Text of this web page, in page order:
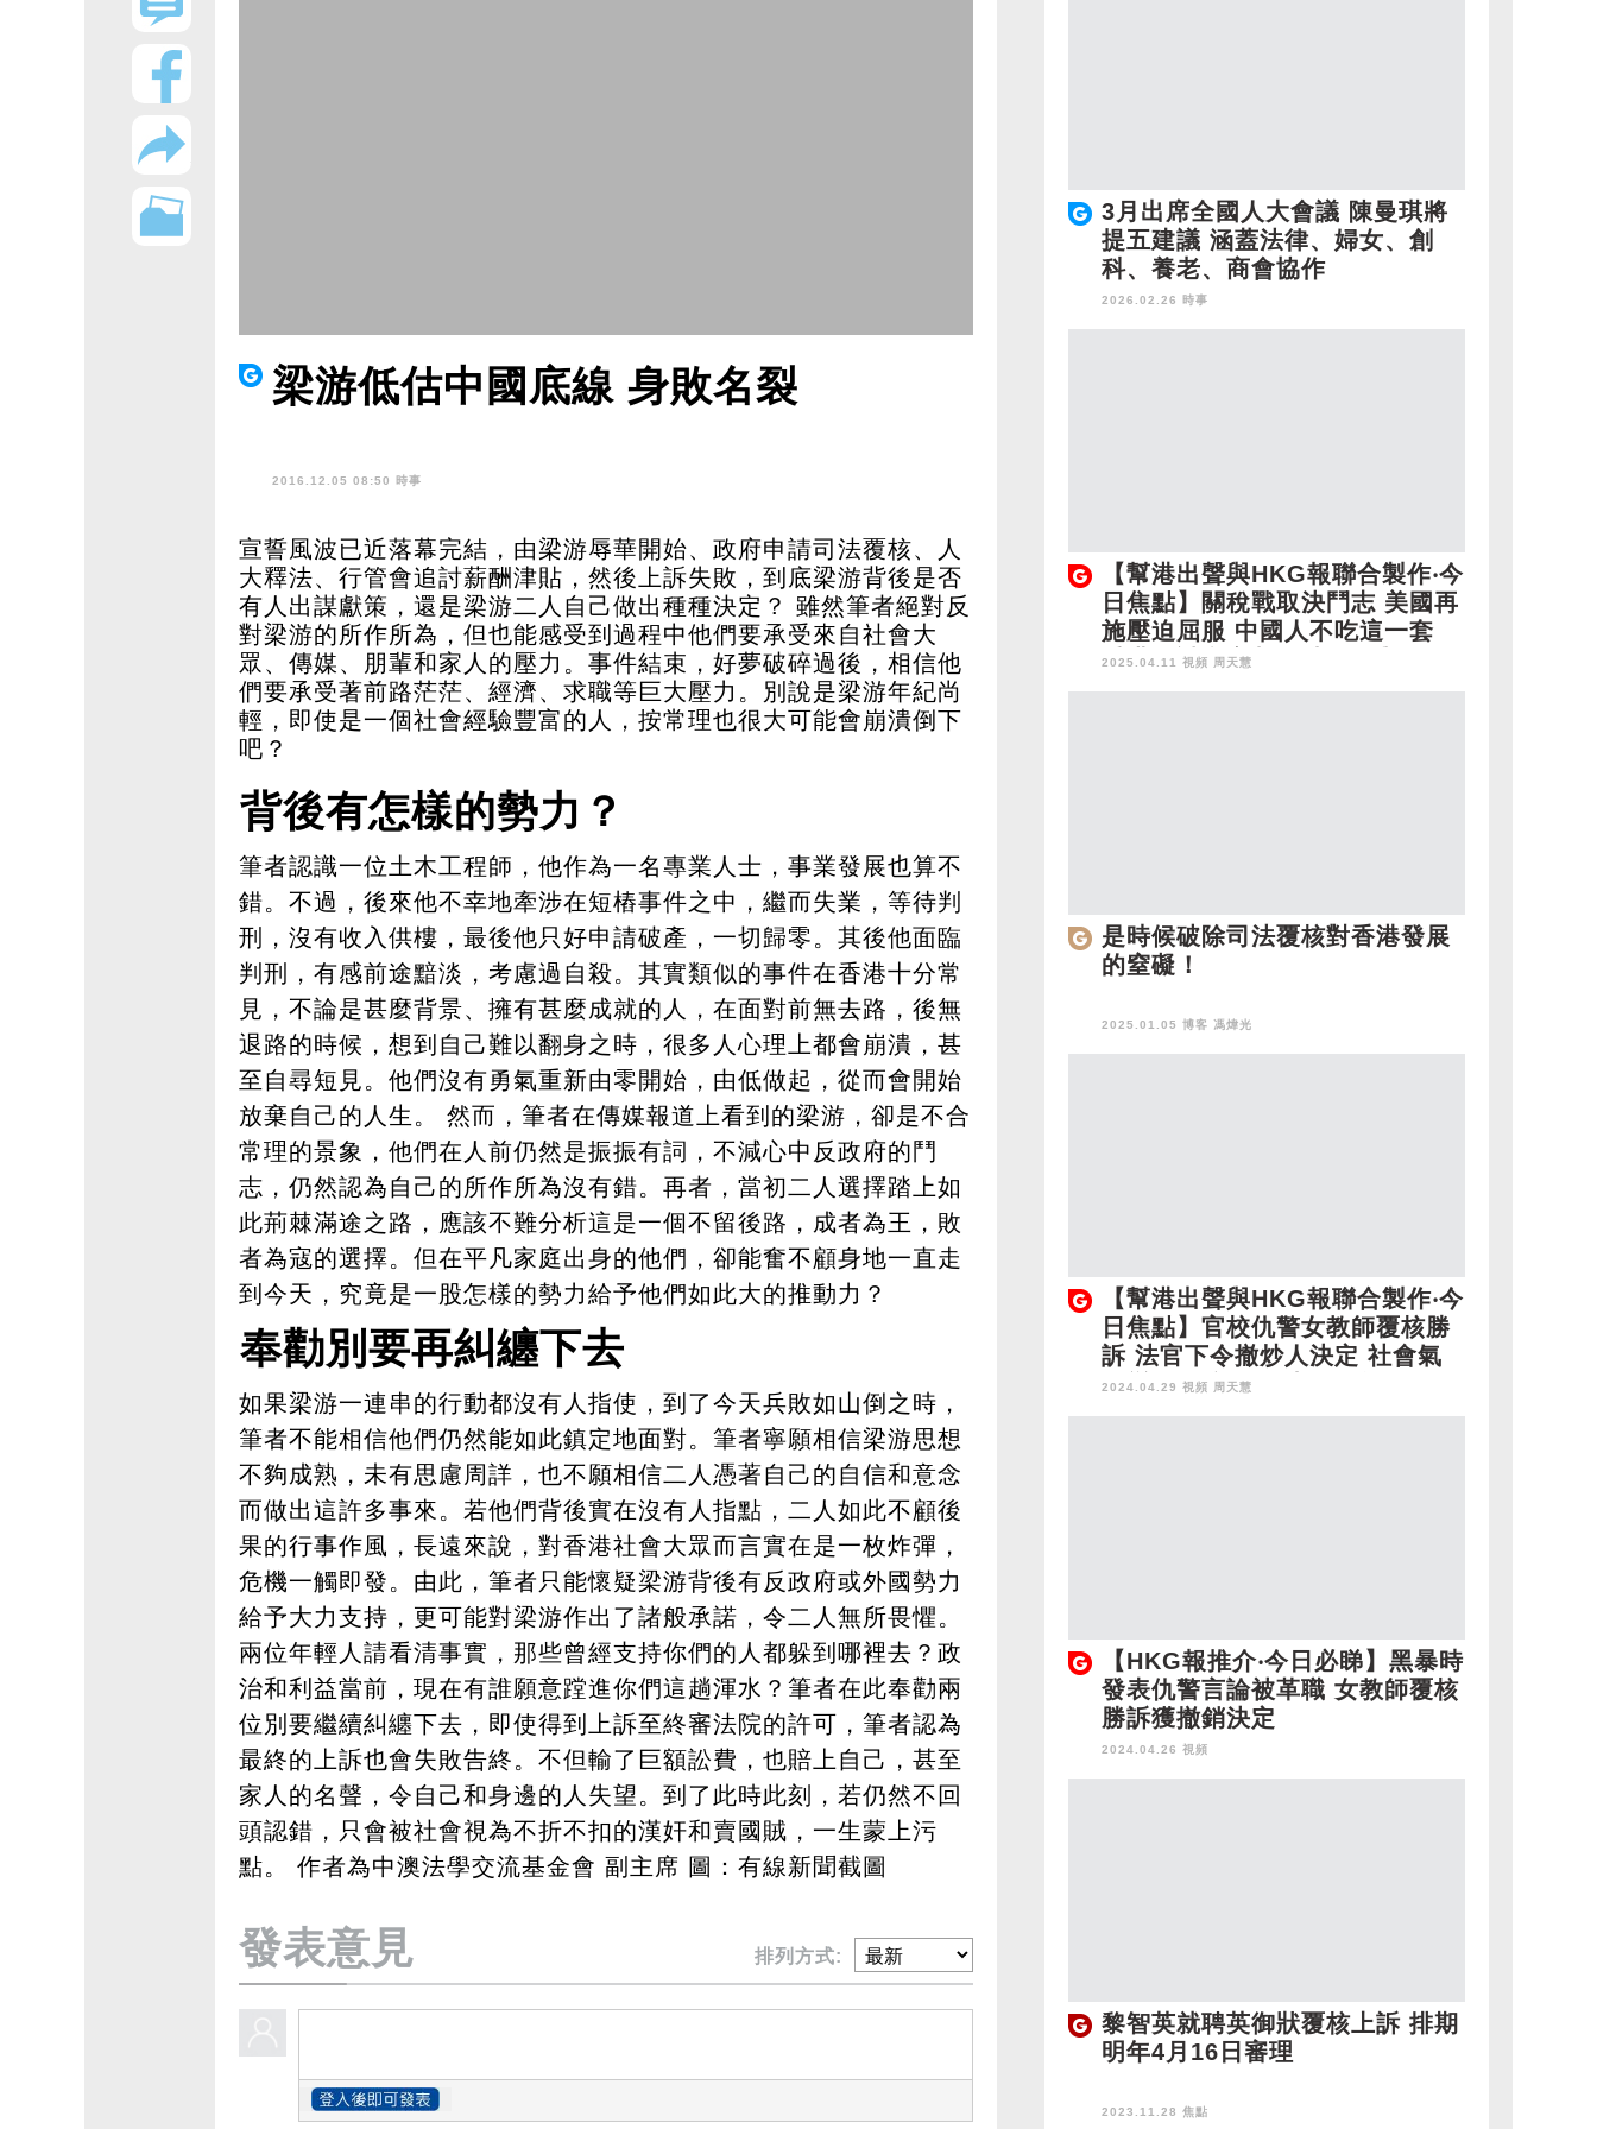
梁游低估中國底線 身敗名裂
2016.12.05 08:50 時事
宣誓風波已近落幕完結，由梁游辱華開始、政府申請司法覆核、人
大釋法、行管會追討薪酬津貼，然後上訴失敗，到底梁游背後是否
有人出謀獻策，還是梁游二人自己做出種種決定？ 雖然筆者絕對反
對梁游的所作所為，但也能感受到過程中他們要承受來自社會大
眾、傳媒、朋輩和家人的壓力。事件結束，好夢破碎過後，相信他
們要承受著前路茫茫、經濟、求職等巨大壓力。別說是梁游年紀尚
輕，即使是一個社會經驗豐富的人，按常理也很大可能會崩潰倒下
吧？
背後有怎樣的勢力？
筆者認識一位土木工程師，他作為一名專業人士，事業發展也算不
錯。不過，後來他不幸地牽涉在短樁事件之中，繼而失業，等待判
刑，沒有收入供樓，最後他只好申請破產，一切歸零。其後他面臨
判刑，有感前途黯淡，考慮過自殺。其實類似的事件在香港十分常
見，不論是甚麼背景、擁有甚麼成就的人，在面對前無去路，後無
退路的時候，想到自己難以翻身之時，很多人心理上都會崩潰，甚
至自尋短見。他們沒有勇氣重新由零開始，由低做起，從而會開始
放棄自己的人生。 然而，筆者在傳媒報道上看到的梁游，卻是不合
常理的景象，他們在人前仍然是振振有詞，不減心中反政府的鬥
志，仍然認為自己的所作所為沒有錯。再者，當初二人選擇踏上如
此荊棘滿途之路，應該不難分析這是一個不留後路，成者為王，敗
者為寇的選擇。但在平凡家庭出身的他們，卻能奮不顧身地一直走
到今天，究竟是一股怎樣的勢力給予他們如此大的推動力？
奉勸別要再糾纏下去
如果梁游一連串的行動都沒有人指使，到了今天兵敗如山倒之時，
筆者不能相信他們仍然能如此鎮定地面對。筆者寧願相信梁游思想
不夠成熟，未有思慮周詳，也不願相信二人憑著自己的自信和意念
而做出這許多事來。若他們背後實在沒有人指點，二人如此不顧後
果的行事作風，長遠來說，對香港社會大眾而言實在是一枚炸彈，
危機一觸即發。由此，筆者只能懷疑梁游背後有反政府或外國勢力
給予大力支持，更可能對梁游作出了諸般承諾，令二人無所畏懼。
兩位年輕人請看清事實，那些曾經支持你們的人都躲到哪裡去？政
治和利益當前，現在有誰願意蹚進你們這趟渾水？筆者在此奉勸兩
位別要繼續糾纏下去，即使得到上訴至終審法院的許可，筆者認為
最終的上訴也會失敗告終。不但輸了巨額訟費，也賠上自己，甚至
家人的名聲，令自己和身邊的人失望。到了此時此刻，若仍然不回
頭認錯，只會被社會視為不折不扣的漢奸和賣國賊，一生蒙上污
點。 作者為中澳法學交流基金會 副主席 圖：有線新聞截圖
發表意見 排列方式:
3月出席全國人大會議 陳曼琪將
提五建議 涵蓋法律、婦女、創
科、養老、商會協作
2026.02.26 時事
【幫港出聲與HKG報聯合製作‧今
日焦點】關稅戰取決鬥志 美國再
施壓迫屈服 中國人不吃這一套
香港是誠實之都？涉霸屋與濫用
覆核可恥
2025.04.11 視頻 周天慧
是時候破除司法覆核對香港發展
的窒礙！
2025.01.05 博客 馮煒光
【幫港出聲與HKG報聯合製作‧今
日焦點】官校仇警女教師覆核勝
訴 法官下令撤炒人決定 社會氣
氛變了 不能嚴懲失德教師？
2024.04.29 視頻 周天慧
【HKG報推介‧今日必睇】黑暴時
發表仇警言論被革職 女教師覆核
勝訴獲撤銷決定
2024.04.26 視頻
黎智英就聘英御狀覆核上訴 排期
明年4月16日審理
2023.11.28 焦點